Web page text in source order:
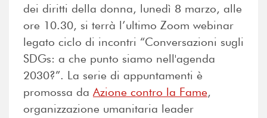
dei diritti della donna, lunedì 8 marzo, alle
ore 10.30, si terrà l’ultimo Zoom webinar
legato ciclo di incontri “Conversazioni sugli
SDGs: a che punto siamo nell'agenda
2030?”. La serie di appuntamenti è
promossa da Azione contro la Fame,
organizzazione umanitaria leader